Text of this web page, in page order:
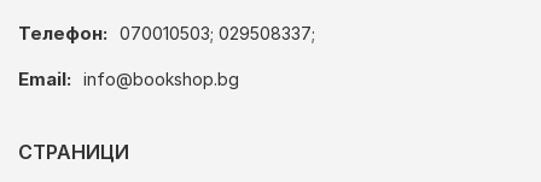
Телефон: 070010503; 029508337;
Email: info@bookshop.bg
СТРАНИЦИ